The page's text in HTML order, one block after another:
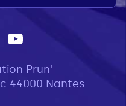
Prun'
44000 Nantes